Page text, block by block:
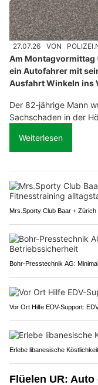
27.07.26 VON
Am Montagvormittag
ein Autofahrer mit
Ausfahrt Winkeln ins
Der 82-jährige Mann
Sachschaden in der
Weiterlesen
Mrs.Sporty Club Baar +
Bohr-Presstechnik AG:
Vor Ort Hilfe EDV-Support:
Erlebe libanesische
Flüelen UR: